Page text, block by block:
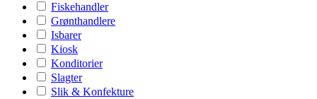
Fiskehandler
Grønthandlere
Isbarer
Kiosk
Konditorier
Slagter
Slik & Konfekture